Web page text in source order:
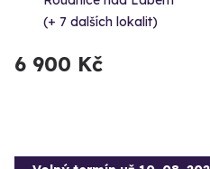
(+ 7 dalších lokalit)
6 900 Kč